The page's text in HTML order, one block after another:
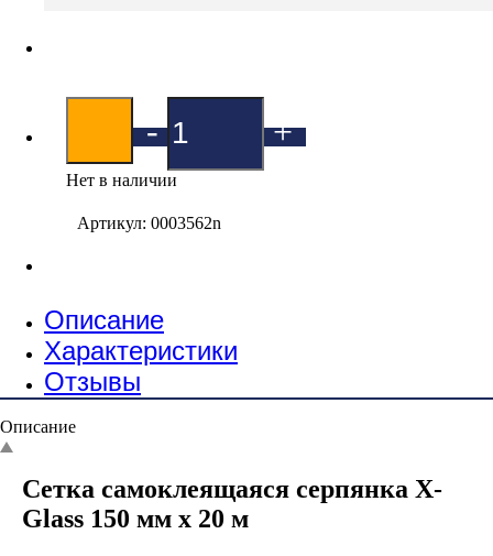
- +
Нет в наличии
Артикул: 0003562n
Описание
Характеристики
Отзывы
Описание
Сетка самоклеящаяся серпянка X-
Glass 150 мм х 20 м